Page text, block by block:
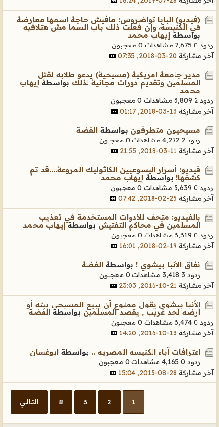
(فيديو) البابا تواضروس: مافيش حاجة اسمها معارضة
في الكنيسة، وإن فعلت ذلك باب السما مش هتلاقيه
بواسطة إيهاب محمد
ردود 0 7,675 مشاهدات
0 معجبون
آخر مشاركة 20-03-2018, 07:35
مدير جامعة امريكية (مسيحية) يدعو طلابه لقتل
المسلمين وتقديم دورات مجانية لذلك بواسطة إيهاب
محمد
ردود 2 3,809 مشاهدات
0 معجبون
آخر مشاركة 13-03-2018, 01:17
مسيحيون متطرفون بواسطة الفضة
ردود 2 4,272 مشاهدات
0 معجبون
آخر مشاركة 11-03-2018, 21:55
فيديو: أسرار اليسوعيين الكاثوليك المروعة....قد تم
كشفها! بواسطة إيهاب محمد
ردود 0 3,639 مشاهدات
0 معجبون
آخر مشاركة 25-02-2018, 07:42
بالفيديو: متحف للأدوات المستخدمة في تعذيب
المسلمين في محاكم التفتيش بواسطةإيهاب محمد
ردود 0 3,319 مشاهدات
0 معجبون
آخر مشاركة 19-02-2018, 16:01
نفاق الأنبا بيشوي ! بواسطة الفضة
ردود 3 3,418 مشاهدات
0 معجبون
آخر مشاركة 21-10-2016, 23:03
الأنبا بيشوى يقول ممنوع أن يبيع المسيحى بيته أو
أرضه لحد غريب , يقصد المسلمين بواسطة الفضة
ردود 0 3,474 مشاهدات
0 معجبون
آخر مشاركة 13-10-2016, 14:20
اعترافات آباء الكنيسه المصريه .. بواسطة ابوغسان
ردود 0 4,165 مشاهدات
0 معجبون
آخر مشاركة 28-08-2015, 15:04
1
2
3
8 التالي